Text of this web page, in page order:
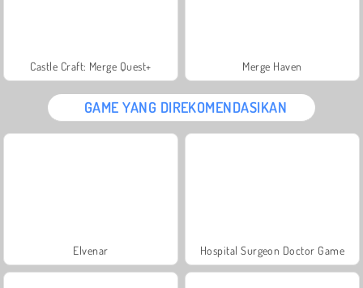
Castle Craft: Merge Quest+ Merge Haven
GAME YANG DIREKOMENDASIKAN
Elvenar Hospital Surgeon Doctor Game